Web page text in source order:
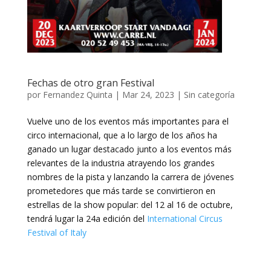
Fechas de otro gran Festival
por Fernandez Quinta | Mar 24, 2023 | Sin categoría
Vuelve uno de los eventos más importantes para el
circo internacional, que a lo largo de los años ha
ganado un lugar destacado junto a los eventos más
relevantes de la industria atrayendo los grandes
nombres de la pista y lanzando la carrera de jóvenes
prometedores que más tarde se convirtieron en
estrellas de la show popular: del 12 al 16 de octubre,
tendrá lugar la 24a edición del International Circus
Festival of Italy